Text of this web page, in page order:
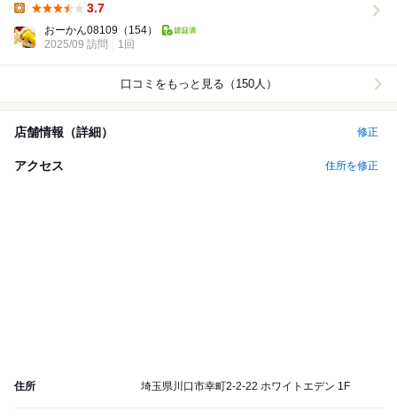
3.7
おーかん08109 （154）
2025/09 訪問
1回
口コミをもっと見る（150人）
店舗情報（詳細） 修正
アクセス 住所を修正
住所 埼玉県川口市幸町2-2-22 ホワイトエデン 1F